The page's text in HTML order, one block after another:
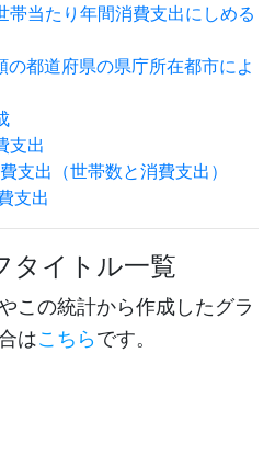
帯当たり年間消費支出にしめる
の都道府県の県庁所在都市によ
支出
支出（世帯数と消費支出）
支出
タイトル一覧
この統計から作成したグラ
はこちらです。